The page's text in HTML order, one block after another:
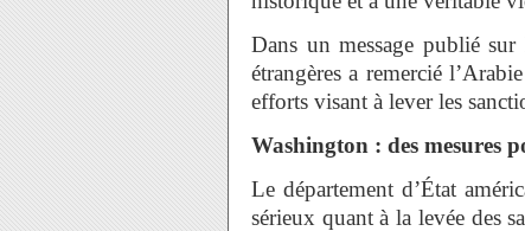
Dans un message publié
étrangères a remercié
efforts visant à lever les
Washington : des mesures
Le département d’État
sérieux quant à la levée des